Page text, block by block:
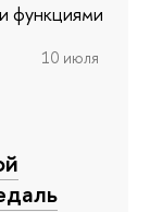
функциями
10 июля